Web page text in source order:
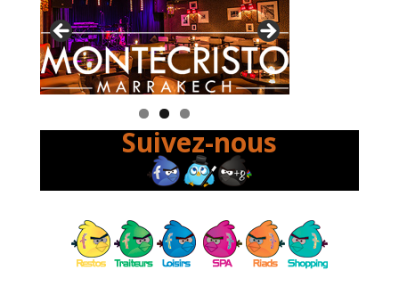
Suivez-nous